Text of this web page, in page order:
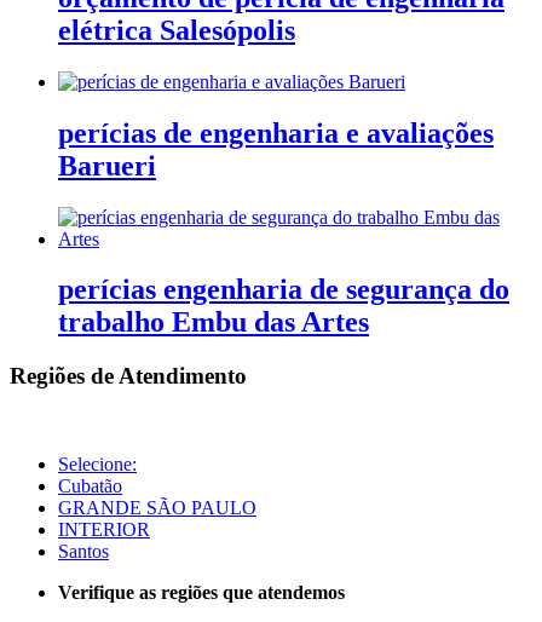
elétrica Salesópolis
perícias de engenharia e avaliações
Barueri
perícias engenharia de segurança do
trabalho Embu das Artes
Regiões de Atendimento
Selecione:
Cubatão
GRANDE SÃO PAULO
INTERIOR
Santos
Verifique as regiões que atendemos